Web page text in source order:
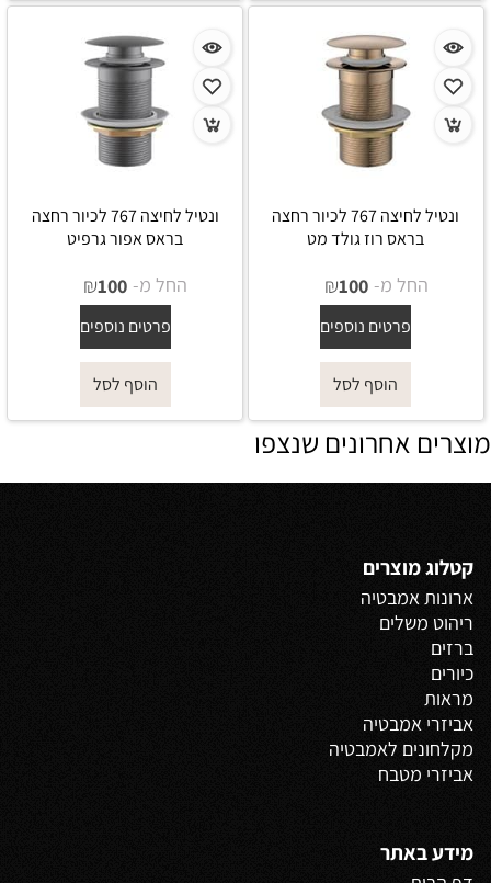
ונטיל לחיצה 767 לכיור רחצה
בראס רוז גולד מט
החל מ- ₪100
פרטים נוספים
הוסף לסל
ונטיל לחיצה 767 לכיור רחצה
בראס אפור גרפיט
החל מ- ₪100
פרטים נוספים
הוסף לסל
מוצרים אחרונים שנצפו
קטלוג מוצרים
ארונות אמבטיה
ריהוט משלים
ברזים
כיורים
מראות
אביזרי אמבטיה
מקלחונים לאמבטיה
אביזרי מטבח
מידע באתר